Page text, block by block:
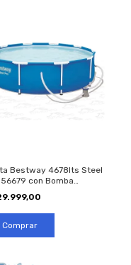
Bestway 4678lts Steel
con Bomba